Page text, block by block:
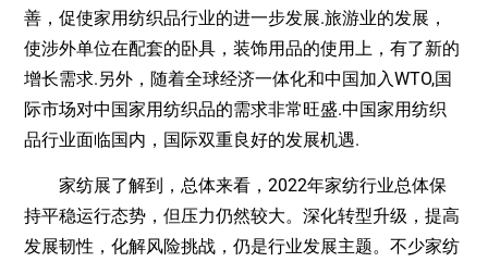
善，促使家用纺织品行业的进一步发展.旅游业的发展，
使涉外单位在配套的卧具，装饰用品的使用上，有了新的
增长需求.另外，随着全球经济一体化和中国加入WTO,国
际市场对中国家用纺织品的需求非常旺盛.中国家用纺织
品行业面临国内，国际双重良好的发展机遇.
家纺展了解到，总体来看，2022年家纺行业总体保
持平稳运行态势，但压力仍然较大。深化转型升级，提高
发展韧性，化解风险挑战，仍是行业发展主题。不少家纺